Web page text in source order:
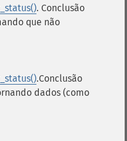
. Conclusão
que não
.Conclusão
dados (como